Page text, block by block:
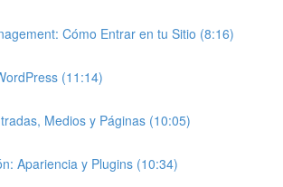
Cómo Entrar en tu Sitio (8:16)
(11:14)
Medios y Páginas (10:05)
Apariencia y Plugins (10:34)